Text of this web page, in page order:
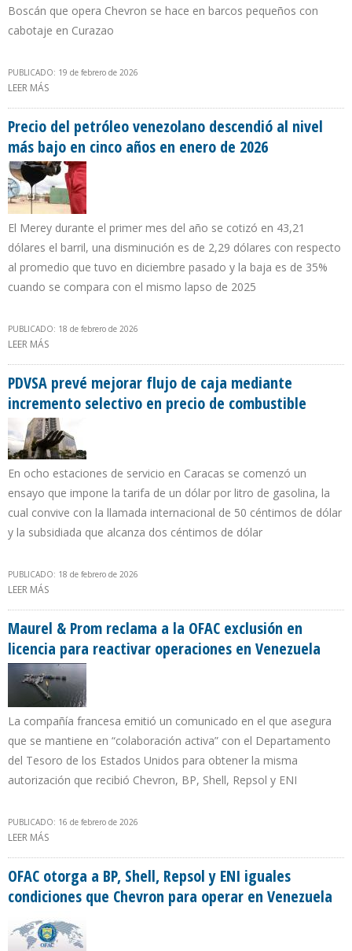
Boscán que opera Chevron se hace en barcos pequeños con
cabotaje en Curazao
PUBLICADO: 19 de febrero de 2026
LEER MÁS
Precio del petróleo venezolano descendió al nivel
más bajo en cinco años en enero de 2026
El Merey durante el primer mes del año se cotizó en 43,21
dólares el barril, una disminución es de 2,29 dólares con respecto
al promedio que tuvo en diciembre pasado y la baja es de 35%
cuando se compara con el mismo lapso de 2025
PUBLICADO: 18 de febrero de 2026
LEER MÁS
PDVSA prevé mejorar flujo de caja mediante
incremento selectivo en precio de combustible
En ocho estaciones de servicio en Caracas se comenzó un
ensayo que impone la tarifa de un dólar por litro de gasolina, la
cual convive con la llamada internacional de 50 céntimos de dólar
y la subsidiada que alcanza dos céntimos de dólar
PUBLICADO: 18 de febrero de 2026
LEER MÁS
Maurel & Prom reclama a la OFAC exclusión en
licencia para reactivar operaciones en Venezuela
La compañía francesa emitió un comunicado en el que asegura
que se mantiene en “colaboración activa” con el Departamento
del Tesoro de los Estados Unidos para obtener la misma
autorización que recibió Chevron, BP, Shell, Repsol y ENI
PUBLICADO: 16 de febrero de 2026
LEER MÁS
OFAC otorga a BP, Shell, Repsol y ENI iguales
condiciones que Chevron para operar en Venezuela